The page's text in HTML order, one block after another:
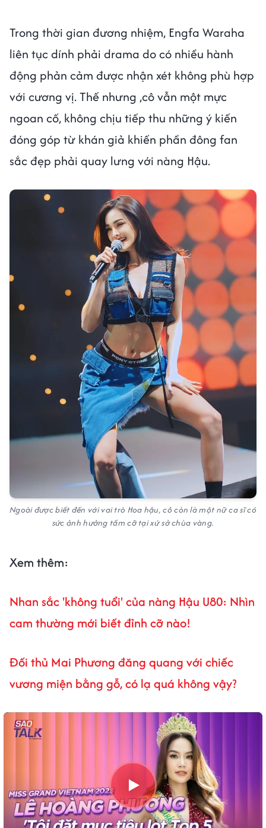
Trong thời gian đương nhiệm, Engfa Waraha
liên tục dính phải drama do có nhiều hành
động phản cảm được nhận xét không phù hợp
với cương vị. Thế nhưng ,cô vẫn một mực
ngoan cố, không chịu tiếp thu những ý kiến
đóng góp từ khán giả khiến phần đông fan
sắc đẹp phải quay lưng với nàng Hậu.
Ngoài được biết đến với vai trò Hoa hậu, cô còn là một nữ ca sĩ có
sức ảnh hưởng tầm cỡ tại xứ sở chùa vàng.
Xem thêm:
Nhan sắc 'không tuổi' của nàng Hậu U80: Nhìn
cam thường mới biết đỉnh cỡ nào!
Đối thủ Mai Phương đăng quang với chiếc
vương miện bằng gỗ, có lạ quá không vậy?